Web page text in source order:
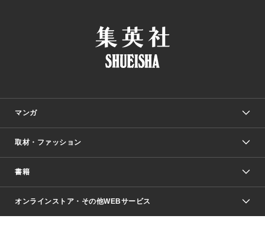
マンガ
少年マンガ
Vジャンプ
週刊ヤングジャンプ
少女マンガ
取材・ファッション
Seventeen
芸能・情報・スポーツ
書籍
文芸・文庫・総合
オンラインストア・その他WEBサービス